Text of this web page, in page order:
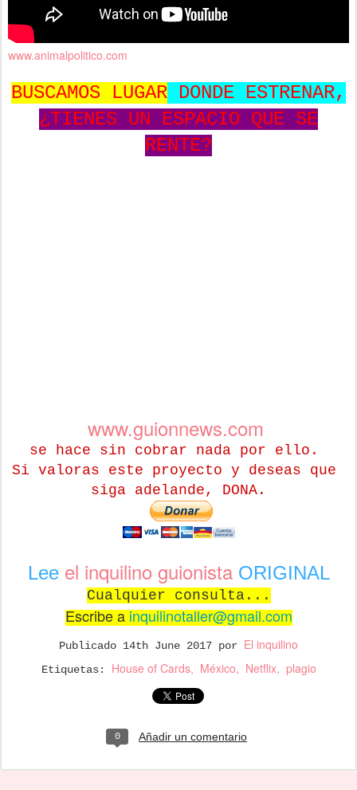
www.animalpolitico.com
BUSCAMOS LUGAR DONDE ESTRENAR,
¿TIENES UN ESPACIO QUE SE
RENTE?
www.guionnews.com
se hace sin cobrar nada por ello.
Si valoras este proyecto y deseas que
siga adelande, DONA.
Lee el inquilino guionista ORIGINAL
Cualquier consulta...
Escribe ainquilinotaller@gmail.com
Publicado 14th June 2017 por El inquilino
Etiquetas: House of Cards México Netflix plagio
0 Añadir un comentario